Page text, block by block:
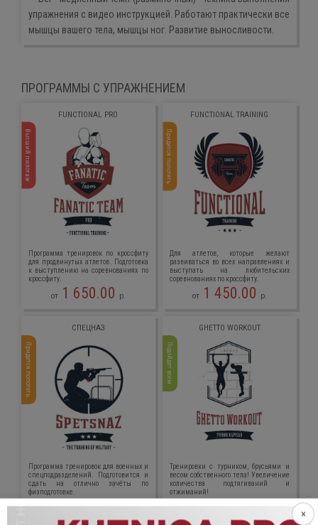
упражнения с видео инструкцией. Работают практически все
мышцы вашего тела, мышцы ног. Развитие выносливости.
ПРОГРАММЫ С УПРАЖНЕНИЕМ
FUNCTIONAL PRO
Высший пилотаж
Программа тренировок по кроссфиту
для продвинутых атлетов. Подготовка
к выступлению на соревнованиях по
кроссфиту.
от 1 650.00 р.
FUNCTIONAL TRAINING
Придется попотеть
Для атлетов, которые желают
развиваться во всех направлениях и
выступать на любительских
соревнованиях по кроссфиту.
от 1 450.00 р.
СПЕЦНАЗ
Придется попотеть
Программа тренировок для военных и
спецподразделений. Подготовится и
сдать на отлично зачёты по
физподготовке.
от1 450.00р.
GHETTO WORKOUT
Подойдет всем
Тренировки с турником, брусьями и
весом собственного тела! Увеличение
количества подтягиваний и
отжиманий!
от1 150.00 ×